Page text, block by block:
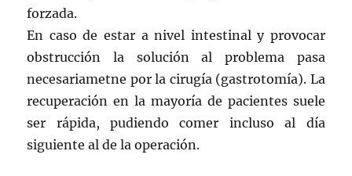
forzada.
En caso de estar a nivel intestinal y provocar
obstrucción la solución al problema pasa
necesariametne por la cirugía (gastrotomía). La
recuperación en la mayoría de pacientes suele
ser rápida, pudiendo comer incluso al día
siguiente al de la operación.